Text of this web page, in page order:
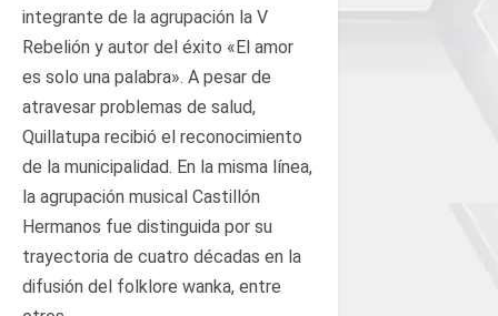
integrante de la agrupación la V
Rebelión y autor del éxito «El amor
es solo una palabra». A pesar de
atravesar problemas de salud,
Quillatupa recibió el reconocimiento
de la municipalidad. En la misma línea,
la agrupación musical Castillón
Hermanos fue distinguida por su
trayectoria de cuatro décadas en la
difusión del folklore wanka, entre